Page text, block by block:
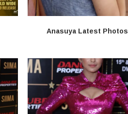
Anasuya Latest Photos